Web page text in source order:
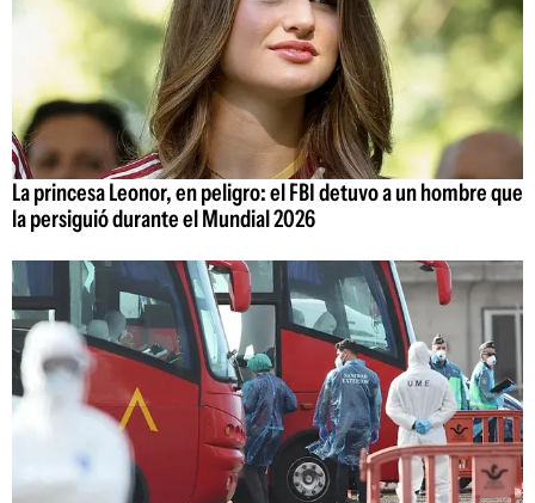
La princesa Leonor, en peligro: el FBI detuvo a un hombre que
la persiguió durante el Mundial 2026